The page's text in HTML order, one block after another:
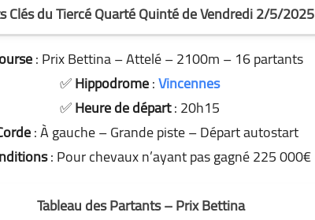
Clés du Tiercé Quarté Quinté de Vendredi 2/5/2025
: Prix Bettina – Attelé – 2100m – 16 partants
✅Hippodrome:Vincennes
✅Heure de départ: 20h15
: À gauche – Grande piste – Départ autostart
: Pour chevaux n’ayant pas gagné 225 000€
Tableau des Partants – Prix Bettina